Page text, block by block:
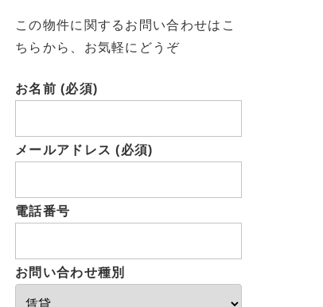
この物件に関するお問い合わせはこ
ちらから、お気軽にどうぞ
お名前 (必須)
メールアドレス (必須)
電話番号
お問い合わせ種別